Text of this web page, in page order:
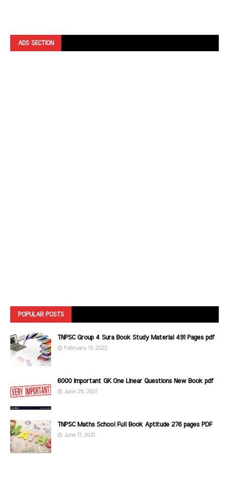
ADS SECTION
POPULAR POSTS
TNPSC Group 4 Sura Book Study Material 491 Pages pdf
February 13, 2022
6000 Important GK One Linear Questions New Book pdf
June 28, 2021
TNPSC Maths School Full Book Aptitude 276 pages PDF
June 17, 2021